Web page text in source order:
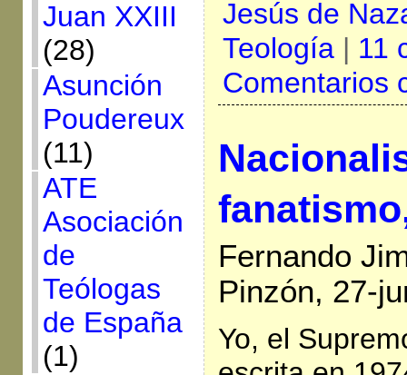
Juan XXIII
(28)
Asunción
Poudereux
(11)
ATE
Asociación
de
Teólogas
de España
(1)
Jesús de
Teología| 11
Comentarios
Fernando
Pinzón, 27-
Yo, el